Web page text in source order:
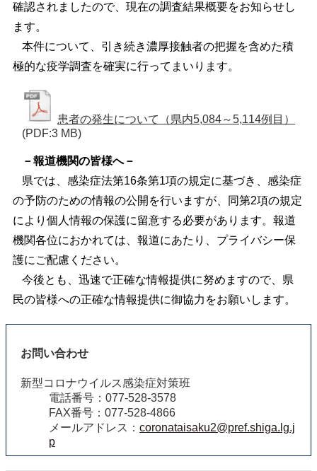
確認されましたので、現在の調査結果概要をお知らせし
ます。
本件について、引き続き濃厚接触者の把握を含めた積
極的な疫学調査を確実に行ってまいります。
患者の発生について（県内5,084～5,114例目）
(PDF:3 MB)
－報道機関の皆様へ－
県では、感染症法第16条第1項の規定に基づき、感染症
の予防のための情報の公開を行いますが、同第2項の規定
により個人情報の保護に留意する必要があります。報道
機関各位におかれては、報道にあたり、プライバシー保
護にご配慮ください。
今後とも、迅速で正確な情報提供に努めますので、県
民の皆様への正確な情報提供に御協力をお願いします。
お問い合わせ
新型コロナウイルス感染症対策班
電話番号：077-528-3578
FAX番号：077-528-4866
メールアドレス： coronataisaku2@pref.shiga.lg.j
p